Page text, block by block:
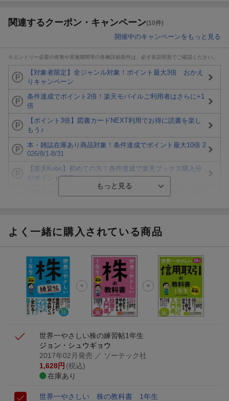
関連するクーポン・キャンペーン(10件)
開催中のキャンペーンをもっと見る
※エントリー必要の有無や実施期間等の各種詳細条件は、必ず各説明頁でご確認ください。
【対象者限定】全ジャンル対象！ポイント最大3倍 おかえ
りキャンペーン
条件達成でポイント2倍！楽天モバイルご利用者はさらに+1
倍
【ポイント3倍】図書カードNEXT利用でお得に読書を楽し
もう♪
本・雑誌在庫あり商品対象！条件達成でポイント最大10倍 2
026/8/1-8/31
【楽天Kobo】初めての方！条件達成で楽天ブックス購入分
がポイント20倍
ト山分け
楽天モバイル紹介キャンペーンの拡散で300円OFFクーポン
進呈
条件達成で楽天限定・宝塚歌劇 宙組貸切公演ペアチケット
が当たる
よく一緒に購入されている商品
世界一やさしい株の練習帖1年生
ジョン・シュウギョウ
2017年02月発売 ／ ソーテック社
1,628円 (税込)
在庫あり
世界一やさしい 株の教科書 1年生